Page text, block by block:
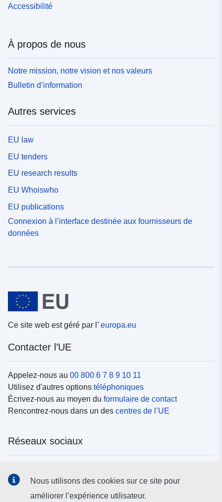
Accessibilité
À propos de nous
Notre mission, notre vision et nos valeurs
Bulletin d’information
Autres services
EU law
EU tenders
EU research results
EU Whoiswho
EU publications
Connexion à l’interface destinée aux fournisseurs de
données
Ce site web est géré par l’ europa.eu
Contacter l’UE
Appelez-nous au 00 800 6 7 8 9 10 11
Utilisez d'autres options téléphoniques
Écrivez-nous au moyen du formulaire de contact
Rencontrez-nous dans un des centres de l’UE
Réseaux sociaux
Nous utilisons des cookies sur ce site pour
améliorer l’expérience utilisateur.